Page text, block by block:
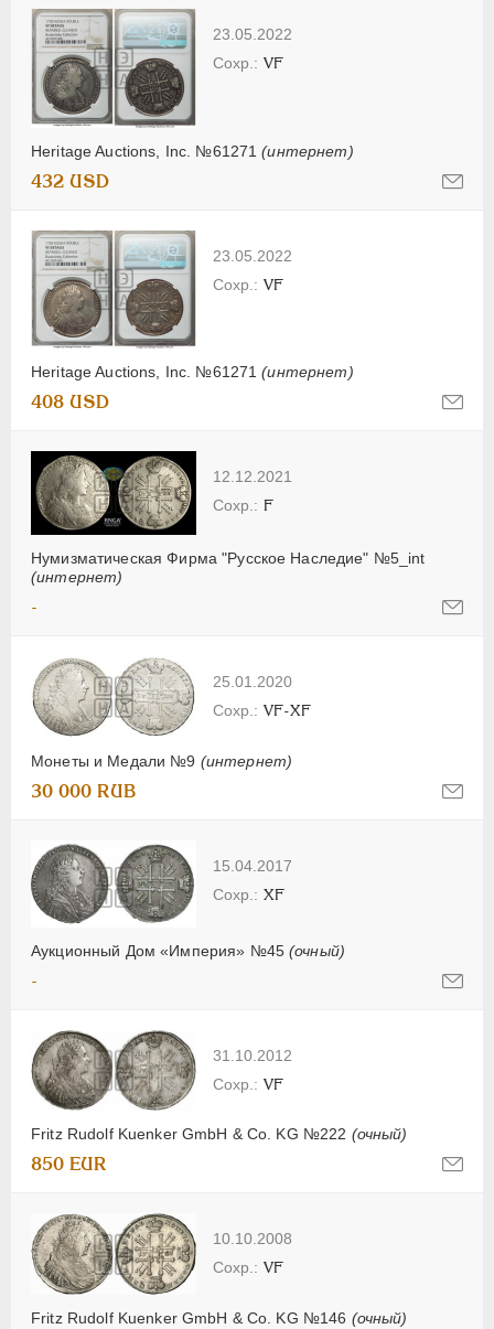
23.05.2022
Heritage Auctions, Inc. №61271(интернет)
VF
432 USD
23.05.2022
Heritage Auctions, Inc. №61271(интернет)
VF
408 USD
12.12.2021
Нумизматическая Фирма "Русское Наследие" №5_int
(интернет)
F
-
25.01.2020
Монеты и Медали №9 (интернет)
VF-XF
30 000 RUB
15.04.2017
Аукционный Дом «Империя» №45(очный)
XF
-
31.10.2012
Fritz Rudolf Kuenker GmbH & Co. KG №222 (очный)
VF
850 EUR
10.10.2008
Fritz Rudolf Kuenker GmbH & Co. KG №146 (очный)
VF